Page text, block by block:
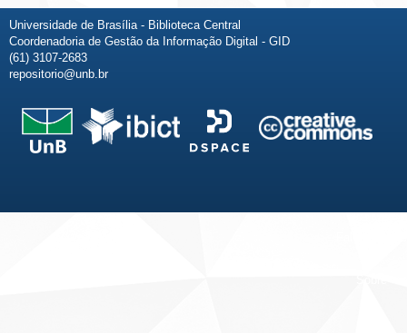
Universidade de Brasília - Biblioteca Central
Coordenadoria de Gestão da Informação Digital - GID
(61) 3107-2683
repositorio@unb.br